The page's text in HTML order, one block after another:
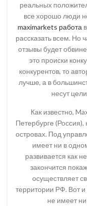
реальных
все хорошо люди
maximarkets работа
рассказать всем. Но
отзывы будет
это происки
конкурентов, то
лучше, а в
несут
Как известно,
Петербурге
островах. Под
имеет ни в
развивается как
закончится
осуществляет
территории РФ. Вот и
не имеет